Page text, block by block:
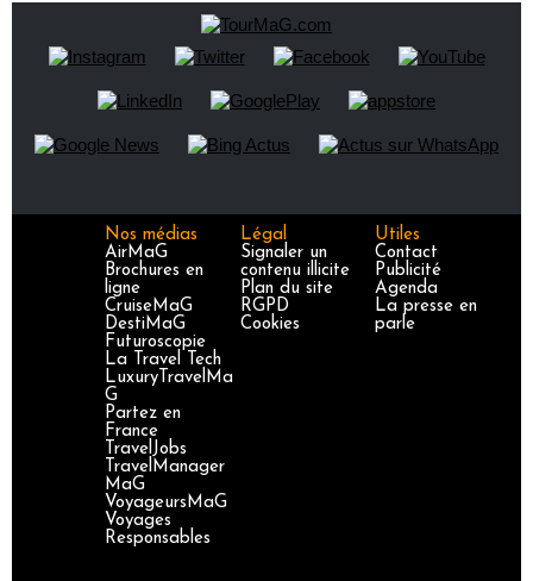
Nos médias
AirMaG
Brochures en
ligne
CruiseMaG
DestiMaG
Futuroscopie
La Travel Tech
LuxuryTravelMa
G
Partez en
France
TravelJobs
TravelManager
MaG
VoyageursMaG
Voyages
Responsables
Légal
Signaler un
contenu illicite
Plan du site
RGPD
Cookies
Utiles
Contact
Publicité
Agenda
La presse en
parle